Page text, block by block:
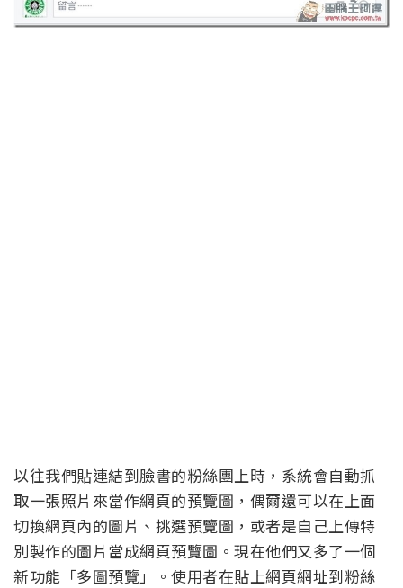
以往我們貼連結到臉書的粉絲團上時，系統會自動抓
取一張照片來當作網頁的預覽圖，偶爾還可以在上面
切換網頁內的圖片、挑選預覽圖，或者是自己上傳特
別製作的圖片當成網頁預覽圖。現在他們又多了一個
新功能「多圖預覽」。使用者在貼上網頁網址到粉絲